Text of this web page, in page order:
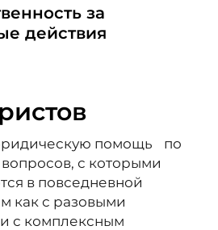
за
действия
помощь по
с которыми
в повседневной
как с разовыми
с комплексным